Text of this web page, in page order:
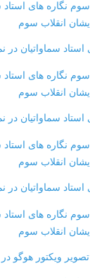
سوم نگاره های استاد
انقلاب سوم
استاد سماواتیان در
سوم نگاره های استاد
انقلاب سوم
استاد سماواتیان در
سوم نگاره های استاد
انقلاب سوم
استاد سماواتیان در
سوم نگاره های استاد
انقلاب سوم
ویکتور هوگو